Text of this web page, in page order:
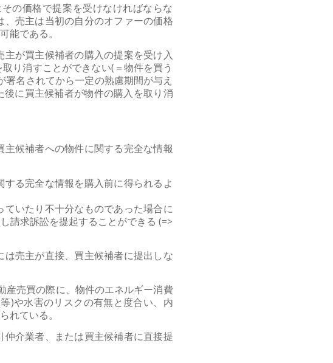
の価格で提案を受けなければならな
売主は当初の自分のオファーの価格
能である。
が買主候補者の購入の提案を受け入
り消すことができない(＝物件を買う
名されてから一定の熟慮期間が与え
に買主候補者が物件の購入を取り消
候補者への物件に関する完全な情報
る完全な情報を購入前に得られるよ
いたり不十分なものであった場合に
請求訴訟を提起することができる (=>
売主が直接、買主候補者に提出しな
産売買の際に、物件のエネルギー消費
)や水害のリスクの有無と度合い、内
れている。
介業者、または買主候補者に直接提